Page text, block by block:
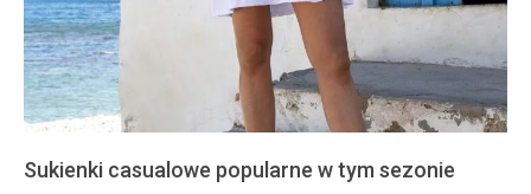
Sukienki casualowe popularne w tym sezonie